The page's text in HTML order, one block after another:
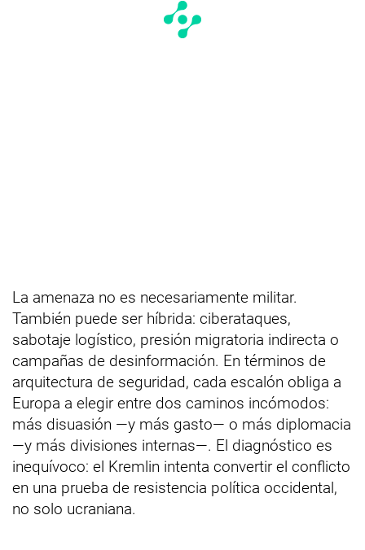
La amenaza no es necesariamente militar.
También puede ser híbrida: ciberataques,
sabotaje logístico, presión migratoria indirecta o
campañas de desinformación. En términos de
arquitectura de seguridad, cada escalón obliga a
Europa a elegir entre dos caminos incómodos:
más disuasión —y más gasto— o más diplomacia
—y más divisiones internas—. El diagnóstico es
inequívoco: el Kremlin intenta convertir el conflicto
en una prueba de resistencia política occidental,
no solo ucraniana.